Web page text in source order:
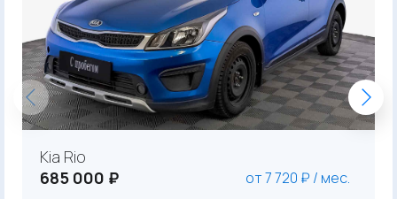
Kia Rio
685 000 ₽
от 7 720 ₽ / мес.